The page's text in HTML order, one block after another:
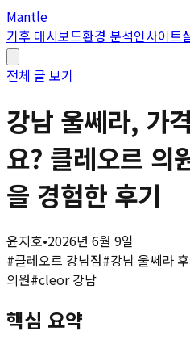
Mantle
기후 대시보드환경 분석인사이트
전체 글 보기
강남 울쎄라, 가
요? 클레오르 의
을 경험한 후기
윤지호•2026년 6월 9일
#클레오르 강남점#강남 울쎄라
의원#cleor 강남
핵심 요약